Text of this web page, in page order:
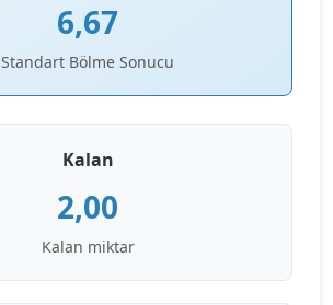
6,67
Standart Bölme Sonucu
Kalan
2,00
Kalan miktar